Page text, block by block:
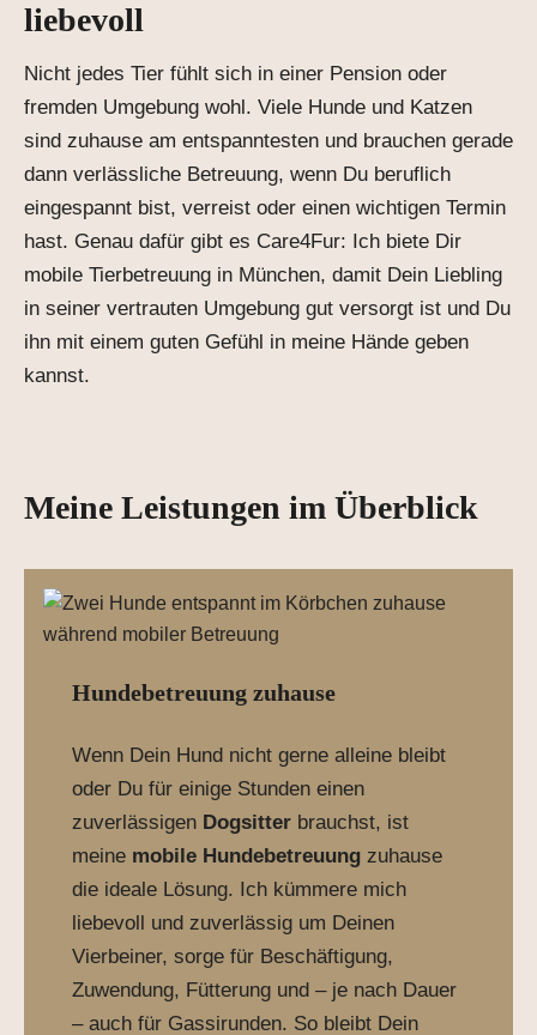
liebevoll
Nicht jedes Tier fühlt sich in einer Pension oder
fremden Umgebung wohl. Viele Hunde und Katzen
sind zuhause am entspanntesten und brauchen gerade
dann verlässliche Betreuung, wenn Du beruflich
eingespannt bist, verreist oder einen wichtigen Termin
hast. Genau dafür gibt es Care4Fur: Ich biete Dir
mobile Tierbetreuung in München, damit Dein Liebling
in seiner vertrauten Umgebung gut versorgt ist und Du
ihn mit einem guten Gefühl in meine Hände geben
kannst.
Meine Leistungen im Überblick
Hundebetreuung zuhause
Wenn Dein Hund nicht gerne alleine bleibt
oder Du für einige Stunden einen
zuverlässigen Dogsitter brauchst, ist
meine mobile Hundebetreuung zuhause
die ideale Lösung. Ich kümmere mich
liebevoll und zuverlässig um Deinen
Vierbeiner, sorge für Beschäftigung,
Zuwendung, Fütterung und – je nach Dauer
– auch für Gassirunden. So bleibt Dein